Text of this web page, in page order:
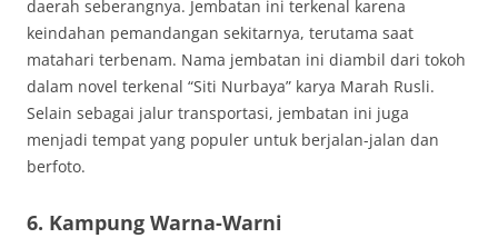
daerah seberangnya. Jembatan ini terkenal karena
keindahan pemandangan sekitarnya, terutama saat
matahari terbenam. Nama jembatan ini diambil dari tokoh
dalam novel terkenal “Siti Nurbaya” karya Marah Rusli.
Selain sebagai jalur transportasi, jembatan ini juga
menjadi tempat yang populer untuk berjalan-jalan dan
berfoto.
6. Kampung Warna-Warni